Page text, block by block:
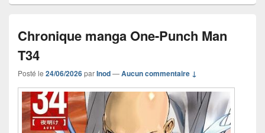
Chronique manga One-Punch Man
T34
Posté le 24/06/2026parInod—Aucun commentaire ↓